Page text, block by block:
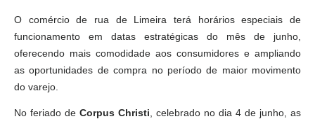
O comércio de rua de Limeira terá horários especiais de
funcionamento em datas estratégicas do mês de junho,
oferecendo mais comodidade aos consumidores e ampliando
as oportunidades de compra no período de maior movimento
do varejo.
No feriado de Corpus Christi , celebrado no dia 4 de junho, as